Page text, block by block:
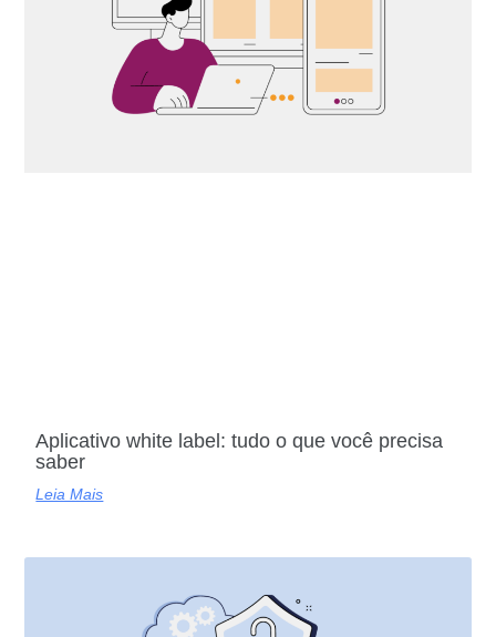
Aplicativo white label: tudo o que você precisa
saber
Leia Mais